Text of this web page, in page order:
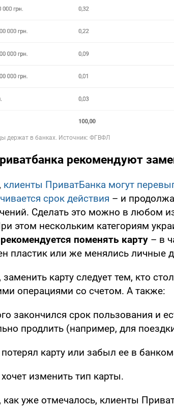
рекомендуют
клиенты ПриватБанка могут
срок действия – и
Сделать это можно в любом
этом нескольким категориям
поменять карту – в
пластик или же менялись личные
карту следует тем, кто
операциями со счетом. А также:
закончился срок пользования и
продлить (например, для
карту или забыл ее в
изменить тип карты.
как уже отмечалось, клиенты